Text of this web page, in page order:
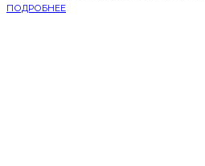
ПОДРОБНЕЕ